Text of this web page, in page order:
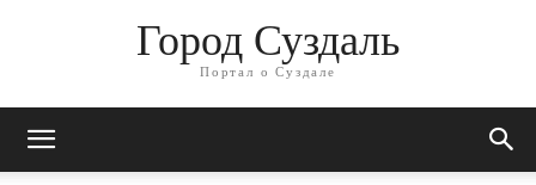
Город Суздаль
Портал о Суздале